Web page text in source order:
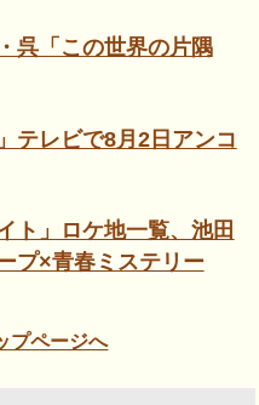
呉「この世界の片隅
テレビで8月2日アンコ
ト」ロケ地一覧、池田
プ×青春ミステリー
プページへ